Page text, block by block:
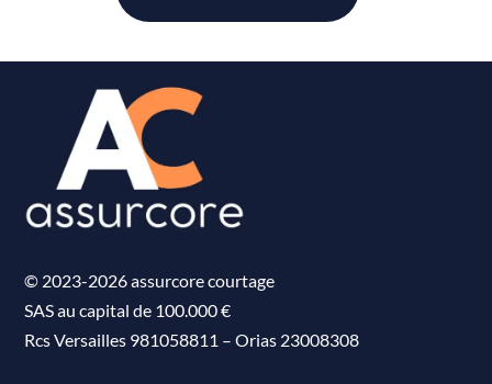
© 2023-2026 assurcore courtage
SAS au capital de 100.000 €
Rcs Versailles 981058811 –Orias 23008308